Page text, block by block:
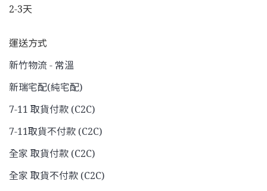
2-3天
運送方式
新竹物流 - 常溫
新瑞宅配(純宅配)
7-11 取貨付款 (C2C)
7-11取貨不付款 (C2C)
全家 取貨付款 (C2C)
全家 取貨不付款 (C2C)